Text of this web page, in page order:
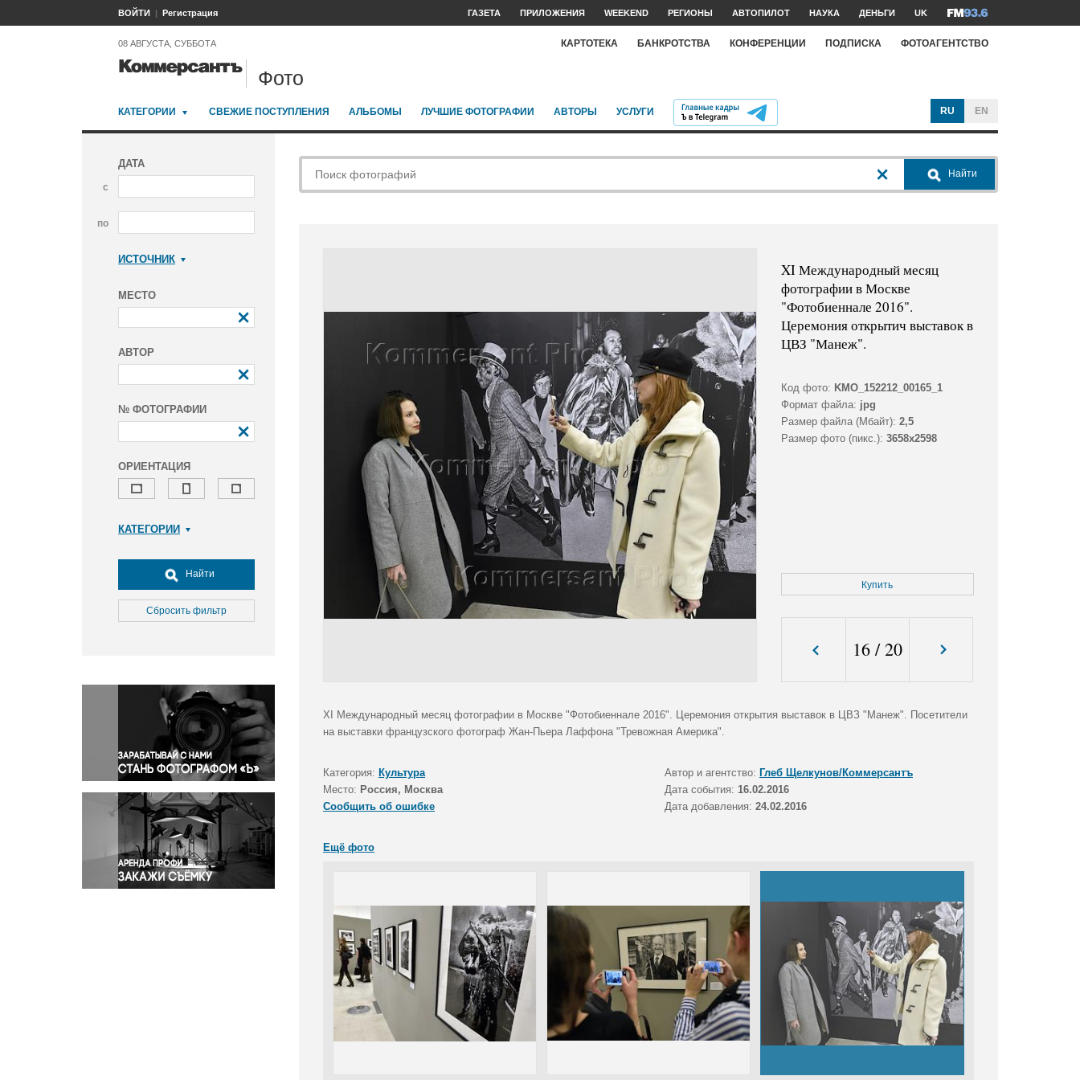
ВОЙТИ Регистрация ГАЗЕТА ПРИЛОЖЕНИЯ WEEKEND РЕГИОНЫ АВТОПИЛОТ НАУКА ДЕНЬГИ UK
08 АВГУСТА, СУББОТА КАРТОТЕКА БАНКРОТСТВА КОНФЕРЕНЦИИ ПОДПИСКА ФОТОАГЕНТСТВО
Фото
КАТЕГОРИИ СВЕЖИЕ ПОСТУПЛЕНИЯ АЛЬБОМЫ ЛУЧШИЕ ФОТОГРАФИИ АВТОРЫ УСЛУГИ RU EN
ДАТА
с
по
ИСТОЧНИК
МЕСТО
АВТОР
№ ФОТОГРАФИИ
ОРИЕНТАЦИЯ
КАТЕГОРИИ
Досуг, туризм и отдых
Культура
Медицина
Окружающая среда
Политика
Правосудие
Происшествия и конфликты
Религия
Светская жизнь
Спорт
Экология
Экономика и бизнес
Найти
Сбросить фильтр
Найти
XI Международный месяц
фотографии в Москве
"Фотобиеннале 2016".
Церемония открытич выставок в
ЦВЗ "Манеж".
Код фото: KMO_152212_00165_1
Формат файла: jpg
Размер файла (Мбайт): 2,5
Размер фото (пикс.): 3658x2598
Купить
16/20
XI Международный месяц фотографии в Москве "Фотобиеннале 2016". Церемония открытия выставок в ЦВЗ "Манеж". Посетители
на выставки французского фотограф Жан-Пьера Лаффона "Тревожная Америка".
Категория: Культура Автор и агентство: Глеб Щелкунов/Коммерсантъ
Место: Россия, Москва Дата события: 16.02.2016
Сообщить об ошибке
Дата добавления: 24.02.2016
Ещё фото